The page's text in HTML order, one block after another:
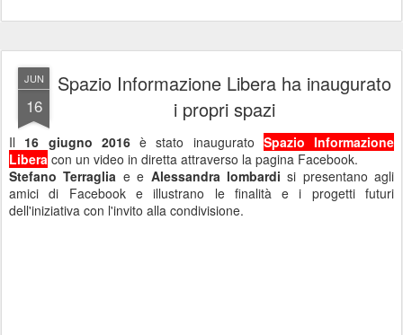
JUN
16
Spazio Informazione Libera ha inaugurato
i propri spazi
Il 16 giugno 2016è stato inaugurato Spazio Informazione
Libera con un video in diretta attraverso la pagina Facebook.
Stefano Terraglia e e Alessandra lombardi si presentano agli
amici di Facebook e illustrano le finalità e i progetti futuri
dell'iniziativa con l'invito alla condivisione.